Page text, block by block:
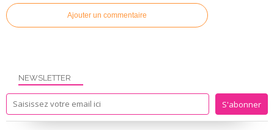
Ajouter un commentaire
NEWSLETTER